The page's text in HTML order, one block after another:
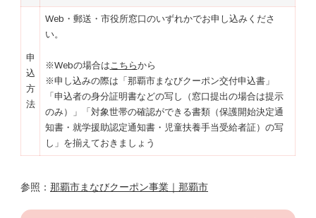
申
込
方
法
Web・郵送・市役所窓口のいずれかでお申し込みくださ
い。
※Webの場合は こちらから
※申し込みの際は「那覇市まなびクーポン交付申込書」
「申込者の身分証明書などの写し（窓口提出の場合は提示
のみ）」「対象世帯の確認ができる書類（保護開始決定通
知書・就学援助認定通知書・児童扶養手当受給者証）の写
し」を揃えておきましょう
参照： 那覇市まなびクーポン事業｜那覇市